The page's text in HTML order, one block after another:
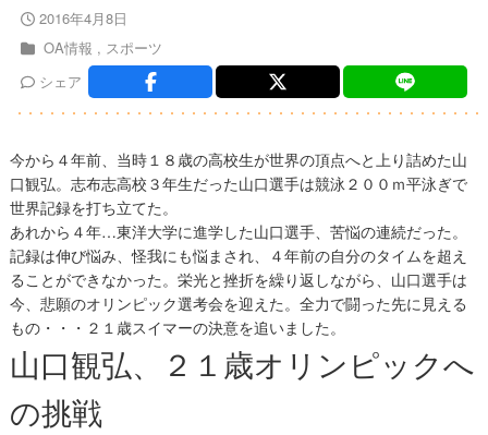
2016年4月8日
OA情報
スポーツ
シェア
今から４年前、当時１８歳の高校生が世界の頂点へと上り詰めた山
口観弘。志布志高校３年生だった山口選手は競泳２００ｍ平泳ぎで
世界記録を打ち立てた。
あれから４年…東洋大学に進学した山口選手、苦悩の連続だった。
記録は伸び悩み、怪我にも悩まされ、４年前の自分のタイムを超え
ることができなかった。栄光と挫折を繰り返しながら、山口選手は
今、悲願のオリンピック選考会を迎えた。全力で闘った先に見える
もの・・・２１歳スイマーの決意を追いました。
山口観弘、２１歳オリンピックへ
の挑戦